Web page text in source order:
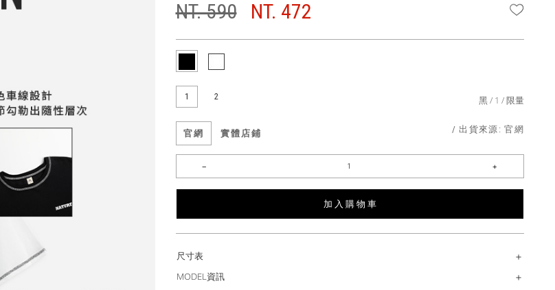
NT. 590 NT. 472
1 2 黑 1 限量
官網 實體店鋪 / 出貨來源:官網
加 入 購 物 車
尺寸表
MODEL資訊